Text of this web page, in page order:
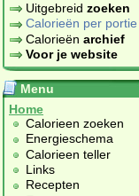
Uitgebreid zoeken
Calorieën per portie
Calorieën archief
Voor je website
Menu
Home
Calorieen zoeken
Energieschema
Calorieen teller
Links
Recepten